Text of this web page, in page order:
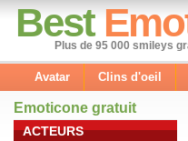
Best
Plus de 95 000 smileys
Avatar Clins d'oeil
Emoticone gratuit
ACTEURS